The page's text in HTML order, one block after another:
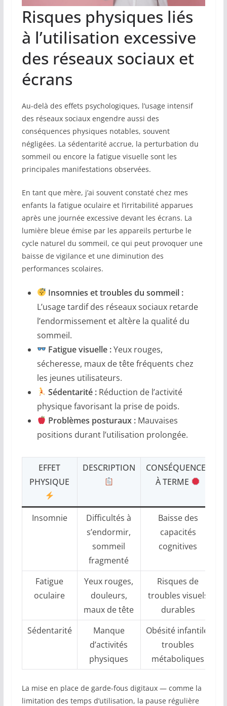
Risques physiques liés
à l’utilisation excessive
des réseaux sociaux et
écrans
Au-delà des effets psychologiques, l’usage intensif
des réseaux sociaux engendre aussi des
conséquences physiques notables, souvent
négligées. La sédentarité accrue, la perturbation du
sommeil ou encore la fatigue visuelle sont les
principales manifestations observées.
En tant que mère, j’ai souvent constaté chez mes
enfants la fatigue oculaire et l’irritabilité apparues
après une journée excessive devant les écrans. La
lumière bleue émise par les appareils perturbe le
cycle naturel du sommeil, ce qui peut provoquer une
baisse de vigilance et une diminution des
performances scolaires.
Insomnies et troubles du sommeil :
L’usage tardif des réseaux sociaux retarde
l’endormissement et altère la qualité du
sommeil.
Fatigue visuelle :Yeux rouges,
sécheresse, maux de tête fréquents chez
les jeunes utilisateurs.
Sédentarité :Réduction de l’activité
physique favorisant la prise de poids.
Problèmes posturaux :Mauvaises
positions durant l’utilisation prolongée.
EFFET
PHYSIQUE
DESCRIPTION
CONSÉQUENCES
À TERME
Insomnie
Difficultés à
s’endormir,
sommeil
fragmenté
Baisse des
capacités
cognitives
Fatigue
oculaire
Yeux rouges,
douleurs,
maux de tête
Risques de
troubles visuels
durables
Sédentarité
Manque
d’activités
physiques
Obésité infantile,
troubles
métaboliques
La mise en place de garde-fous digitaux — comme la
limitation des temps d’utilisation, la pause régulière